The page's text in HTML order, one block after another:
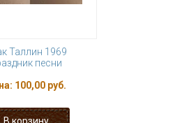
Таллин 1969
песни
100,00 руб.